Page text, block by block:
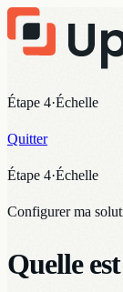
Étape 4·Échelle
Quitter
Étape 4·Échelle
Configurer ma
Quelle